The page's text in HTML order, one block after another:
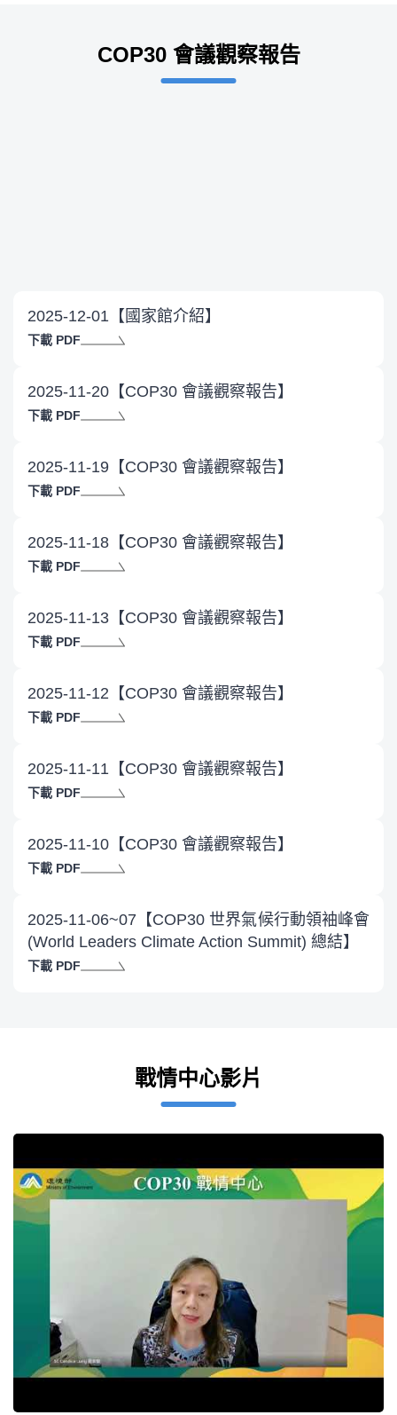
COP30 會議觀察報告
2025-12-01【國家館介紹】
下載 PDF
2025-11-20【COP30 會議觀察報告】
下載 PDF
2025-11-19【COP30 會議觀察報告】
下載 PDF
2025-11-18【COP30 會議觀察報告】
下載 PDF
2025-11-13【COP30 會議觀察報告】
下載 PDF
2025-11-12【COP30 會議觀察報告】
下載 PDF
2025-11-11【COP30 會議觀察報告】
下載 PDF
2025-11-10【COP30 會議觀察報告】
下載 PDF
2025-11-06~07【COP30 世界氣候行動領袖峰會
(World Leaders Climate Action Summit) 總結】
下載 PDF
戰情中心影片